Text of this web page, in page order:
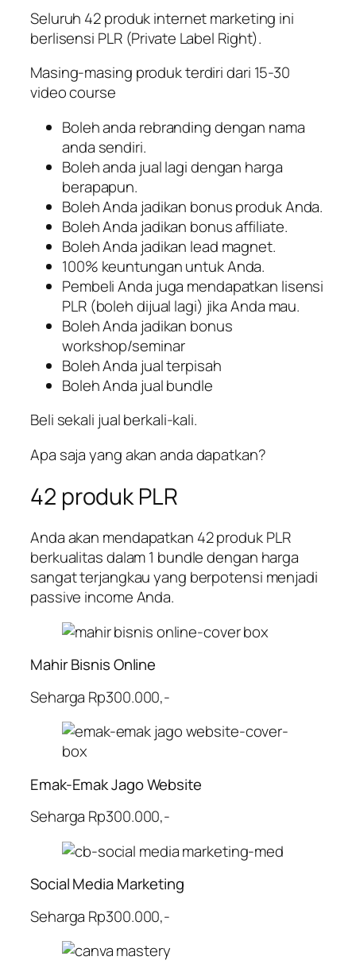
Seluruh 42 produk internet marketing ini
berlisensi PLR (Private Label Right).
Masing-masing produk terdiri dari 15-30
video course
Boleh anda rebranding dengan nama
anda sendiri.
Boleh anda jual lagi dengan harga
berapapun.
Boleh Anda jadikan bonus produk Anda.
Boleh Anda jadikan bonus affiliate.
Boleh Anda jadikan lead magnet.
100% keuntungan untuk Anda.
Pembeli Anda juga mendapatkan lisensi
PLR (boleh dijual lagi) jika Anda mau.
Boleh Anda jadikan bonus
workshop/seminar
Boleh Anda jual terpisah
Boleh Anda jual bundle
Beli sekali jual berkali-kali.
Apa saja yang akan anda dapatkan?
42 produk PLR
Anda akan mendapatkan 42 produk PLR
berkualitas dalam 1 bundle dengan harga
sangat terjangkau yang berpotensi menjadi
passive income Anda.
Mahir Bisnis Online
Seharga Rp300.000,-
Emak-Emak Jago Website
Seharga Rp300.000,-
Social Media Marketing
Seharga Rp300.000,-